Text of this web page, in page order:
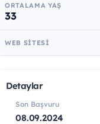
ORTALAMA YAŞ
33
WEB SITESI
Detaylar
Son Başvuru
08.09.2024